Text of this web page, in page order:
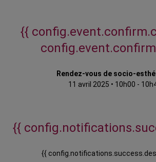
{{
Rendez-vous de socio-
11 avril 2025 • 10h00 -
{{
{{